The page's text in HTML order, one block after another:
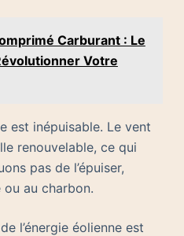
Carburant : Le
Votre
est inépuisable. Le vent
renouvelable, ce qui
pas de l’épuiser,
au charbon.
l’énergie éolienne est